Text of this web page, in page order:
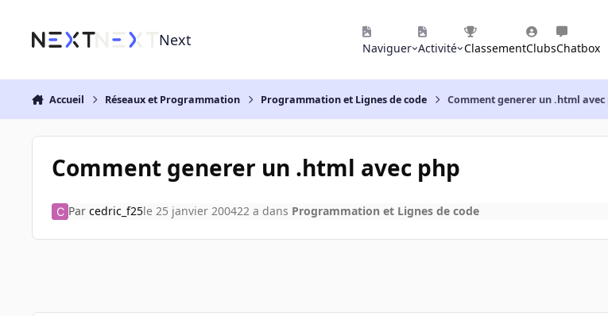
Next Naviguer Activité ClassementClubsChatbox
Accueil Réseaux et Programmation Programmation et Lignes de code Comment generer un .html avec
Comment generer un .html avec php
Par cedric_f25le 25 janvier 200422 a dans Programmation et Lignes de code